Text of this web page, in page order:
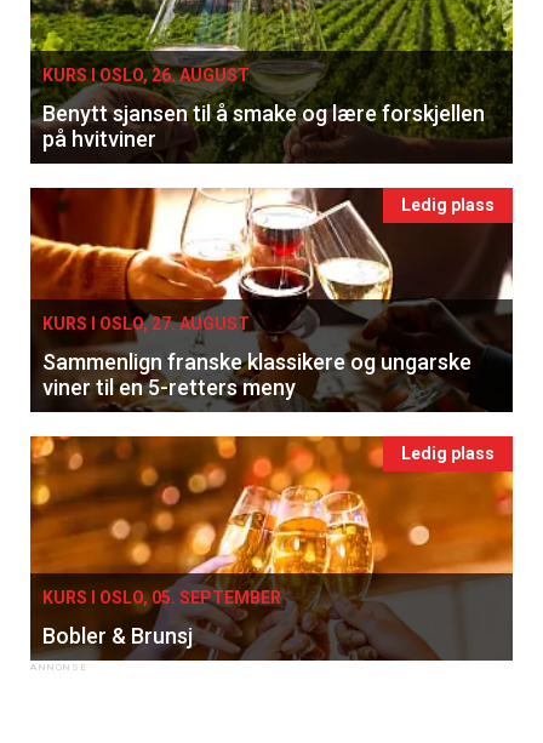
KURS I OSLO, 26. AUGUST
Benytt sjansen til å smake og lære forskjellen
på hvitviner
Ledig plass
KURS I OSLO, 27. AUGUST
Sammenlign franske klassikere og ungarske
viner til en 5-retters meny
Ledig plass
KURS I OSLO, 05. SEPTEMBER
Bobler & Brunsj